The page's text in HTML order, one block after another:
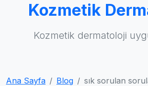
Kozmetik
Kozmetik dermatoloji
Ana Sayfa Blog sık sorulan